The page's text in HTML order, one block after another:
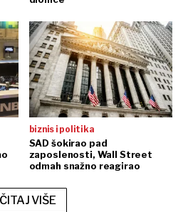
biznis i politika
SAD šokirao pad
zaposlenosti, Wall Street
odmah snažno reagirao
VIŠE